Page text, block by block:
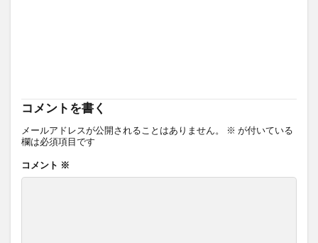
コメントを書く
メールアドレスが公開されることはありません。 ※ が付いている
欄は必須項目です
コメント ※